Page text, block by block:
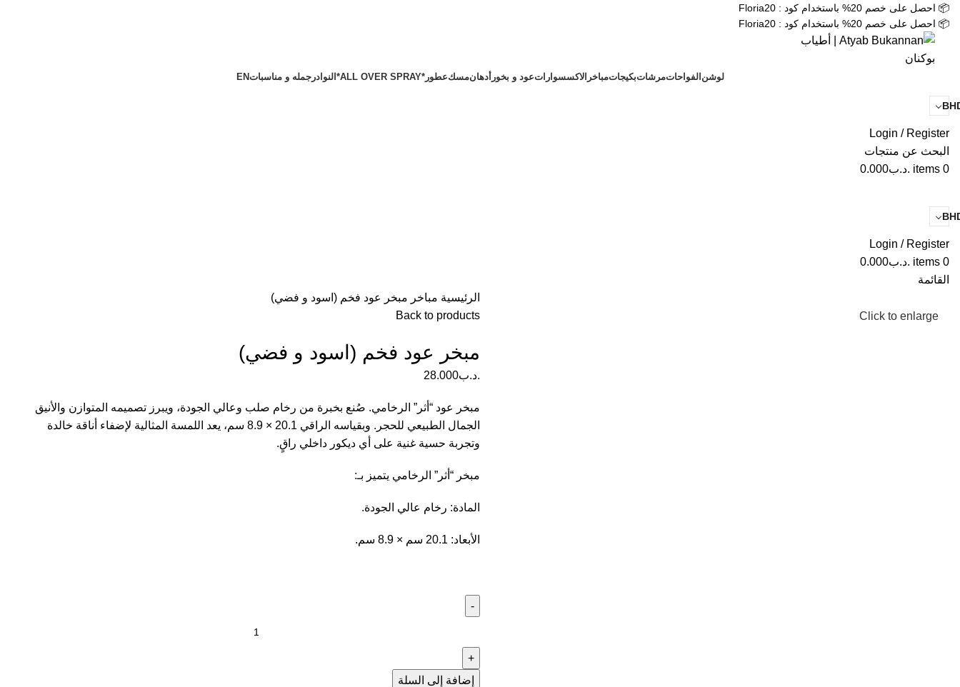
📦 احصل على خصم 20% باستخدام كود : Floria20
📦 احصل على خصم 20% باستخدام كود : Floria20
لوشن الفواحاتمرشاتبكيجاتمباخر الاكسسواراتعود و بخور أدهانمسكعطور*ALL OVER SPRAY* النوادرجمله و مناسباتEN
Login / Register
البحث عن منتجات
0
items .د.ب0.000
Login / Register
0
items .د.ب0.000
القائمة
Click to enlarge
الرئيسية مباخر مبخر عود فخم (اسود و فضي)
Back to products
مبخر عود فخم (اسود و فضي)
.د.ب28.000
مبخر عود “أثر” الرخامي. صُنع بخبرة من رخام صلب وعالي الجودة، ويبرز تصميمه المتوازن والأنيق
الجمال الطبيعي للحجر. وبقياسه الراقي 20.1 × 8.9 سم، يعد اللمسة المثالية لإضفاء أناقة خالدة
وتجربة حسية غنية على أي ديكور داخلي راقٍ.
مبخر “أثر” الرخامي يتميز بـ:
المادة: رخام عالي الجودة.
الأبعاد: 20.1 سم × 8.9 سم.
عود
فخم
إضافة إلى السلة